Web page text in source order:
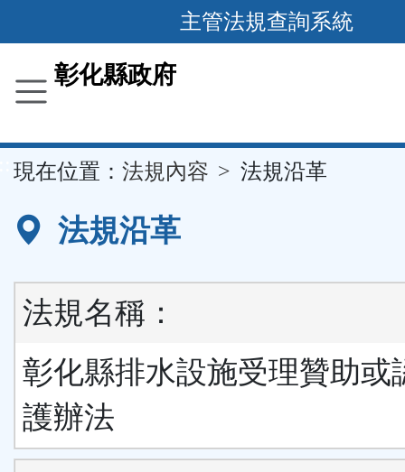
到
要
容
區
主管法規查詢系統
彰化縣政府
現在位置： 法規內容 法規沿革
法規沿革
法規名稱：
彰化縣排水設施受理贊助或
護辦法